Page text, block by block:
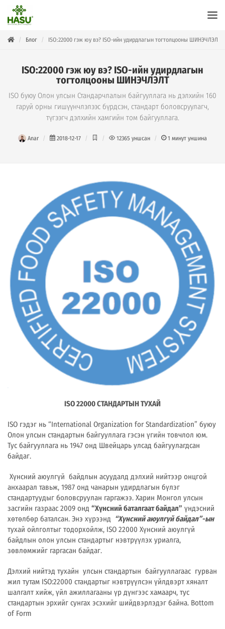
Блог ISO:22000 гэж юу вэ? ISO-ийн удирдлагын тогтолцооны ШИНЭЧЛЭЛТ
ISO:22000 гэж юу вэ? ISO-ийн удирдлагын
тогтолцооны ШИНЭЧЛЭЛТ
ISO буюу Олон улсын Стандарчлалын байгууллага нь дэлхийн 160
гаруй орны гишүүнчлэлээс бүрдсэн, стандарт боловсруулагч,
түгээгч дэлхийн хамгийн том байгууллага.
Anar 2018-12-17 12365 уншсан 1 минут уншина
ISO 22000СТАНДАРТЫН ТУХАЙ
ISO гэдэг нь “International Organization for Standardization” буюу
Олон улсын стандартын байгууллага гэсэн үгийн товчлол юм.
Тус байгууллага нь 1947 онд Швейцарь улсад байгуулагдсан
байдаг.
Хүнсний аюулгүй байдлын асуудалд дэлхий нийтээр онцгой
анхаарал тавьж, 1987 онд чанарын удирдлагын бүлэг
стандартуудыг боловсруулан гаргажээ. Харин Монгол улсын
засгийн газраас 2009 онд “Хүнсний баталгаат байдал” үндэсний
хөтөлбөр баталсан. Энэ хүрээнд “Хүнсний аюулгүй байдал”-ын
тухай ойлголтыг тодорхойлж, ISO 22000 Хүнсний аюулгүй
байдлын олон улсын стандартыг нэвтрүүлэх уриалга,
зөвлөмжийг гаргасан байдаг.
Дэлхий нийтэд тухайн улсын стандартын байгууллагаас гурван
жил тутам ISO:22000 стандартыг нэвтрүүлсэн үйлдвэрт хяналт
шалгалт хийж, үйл ажиллагааны үр дүнгээс хамаарч, тус
стандартын эрхийг сунгах эсэхийг шийдвэрлэдэг байна. Bottom
of Form